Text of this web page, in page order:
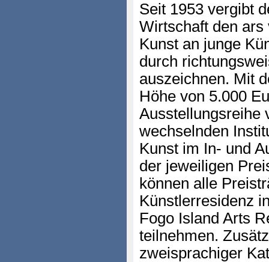
Seit 1953 vergibt
Wirtschaft den
Kunst an junge
durch
auszeichnen. Mit
Höhe von 5.000
Ausstellungsreihe
wechselnden
Kunst im In- und
der jeweiligen
können alle
Künstlerresidenz
Fogo Island Arts
teilnehmen.
zweisprachiger